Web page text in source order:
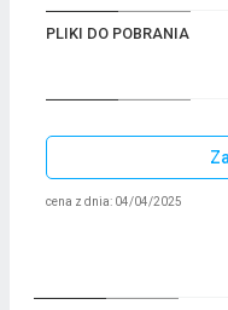
PLIKI DO POBRANIA
cena z dnia: 04/04/2025